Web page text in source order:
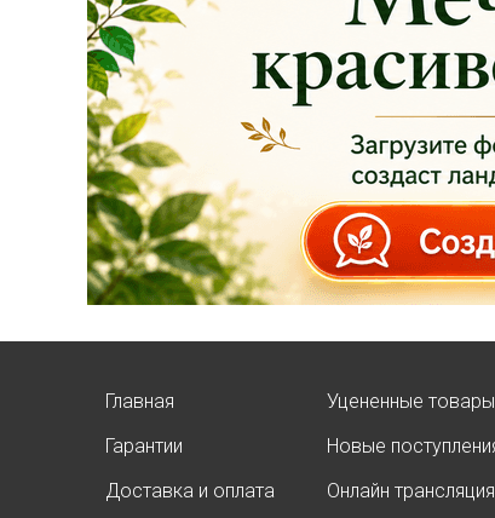
Успейте приобрести
качественные
растения и украсить
свой сад! Всех ждём
в нашем питомнике!
ЧИТАТЬ ДАЛЕЕ
Главная
Гарантии
Доставка и оплата
Уцененные товары
Новые
Онлайн трансляция